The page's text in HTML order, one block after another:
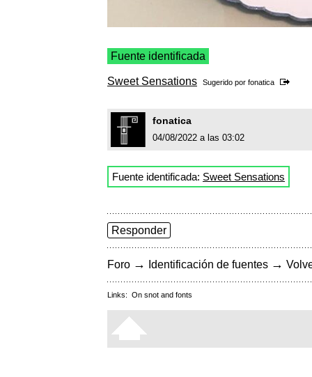
Fuente identificada
Sweet Sensations Sugerido por fonatica
fonatica
04/08/2022 a las 03:02
Fuente identificada: Sweet Sensations
Responder
Foro → Identificación de fuentes →
Links: On snot and fonts